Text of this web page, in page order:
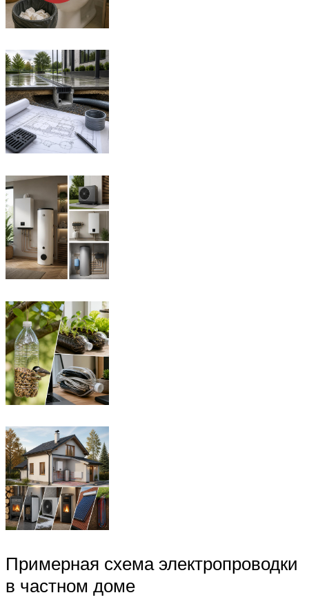
Примерная схема электропроводки
в частном доме